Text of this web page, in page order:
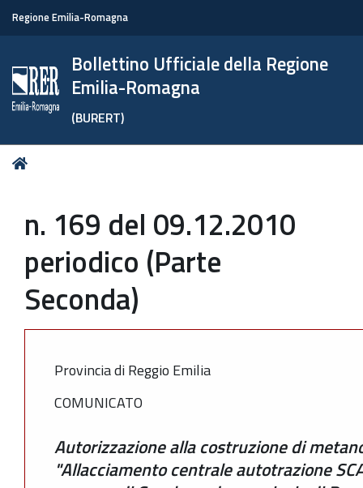
Regione Emilia-Romagna
Bollettino Ufficiale della Regione
Emilia-Romagna
(BURERT)
Tu
n. 169 del 09.12.2010
periodico (Parte
Seconda)
Provincia di Reggio Emilia
COMUNICATO
Autorizzazione alla costruzione di
"Allacciamento centrale autotrazione